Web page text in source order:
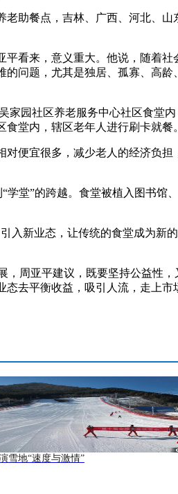
餐点，吉林、广西、河北、
来，意义重大。他说，随着社
问题，尤其是独居、孤寡、高
堂内，辖区老年人进行刷卡就餐
宜很多，减少老人的经济负担
堂”的跨越。食堂被植入图书馆
新业态，让传统的食堂成为新
周亚平建议，既要坚持公益性
去平衡收益，吸引人流，走上
雪地“速度与激情”